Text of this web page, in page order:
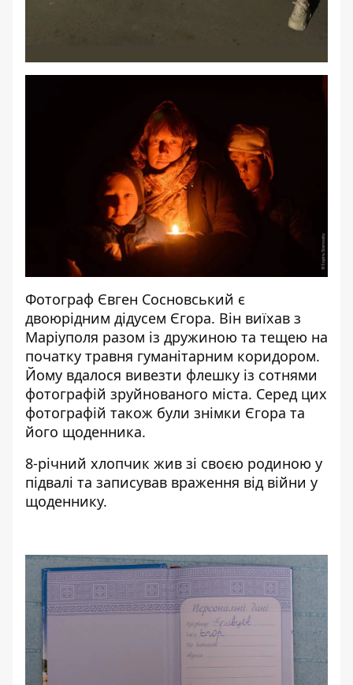
Фотограф Євген Сосновський є
двоюрідним дідусем Єгора. Він виїхав з
Маріуполя разом із дружиною та тещею на
початку травня гуманітарним коридором.
Йому вдалося вивезти флешку із сотнями
фотографій зруйнованого міста. Серед цих
фотографій також були знімки Єгора та
його щоденника.
8-річний хлопчик жив зі своєю родиною у
підвалі та записував враження від війни у ​​
щоденнику.